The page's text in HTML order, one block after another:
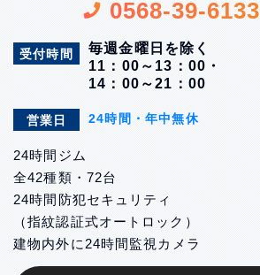
0568-39-6133
受付時間
毎週金曜日を除く
11：00～13：00・
14：00～21：00
営業日 24時間・年中無休
24時間ジム
全42種類・72台
24時間防犯セキュリティ
（指紋認証式オートロック）
建物内外に24時間監視カメラ